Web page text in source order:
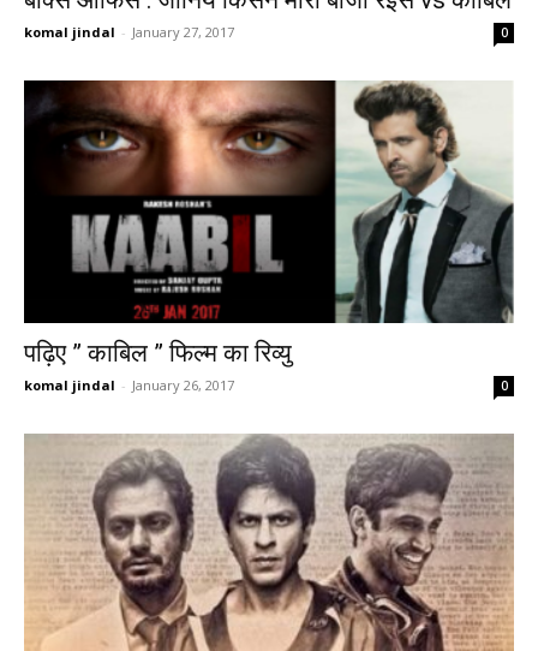
komal jindal - January 27, 2017 0
पढ़िए ” काबिल ” फिल्म का रिव्यु
komal jindal - January 26, 2017 0